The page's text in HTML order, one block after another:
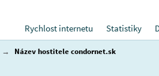
Rychlost internetu
Statistiky
→ Název hostitele condornet.sk